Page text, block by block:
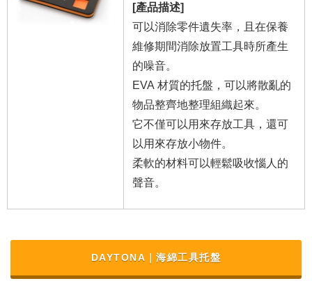
[產品描述]
可以消除零件遺失率，且在保養
維修期間消除放置工具時所產生
的噪音。
EVA 材質的托盤，可以將散亂的
物品整齊地整理組織起來。
它不僅可以用來存放工具，還可
以用來存放小物件。
柔軟的材料可以輕鬆吸收惱人的
聲音。
DAYTONA｜海綿工具托盤